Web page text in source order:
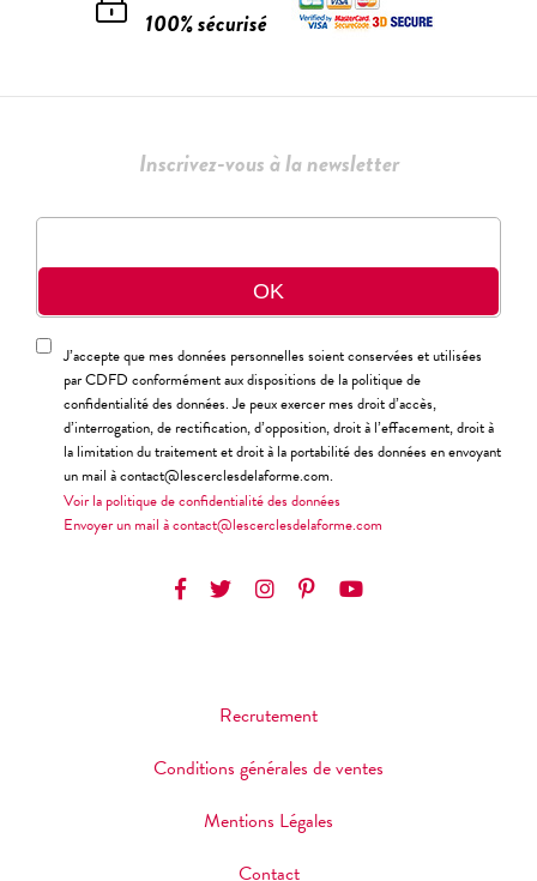
100% sécurisé
Inscrivez-vous à la newsletter
J’accepte que mes données personnelles soient conservées et utilisées
par CDFD conformément aux dispositions de la politique de
confidentialité des données. Je peux exercer mes droit d’accès,
d’interrogation, de rectification, d’opposition, droit à l’effacement, droit à
la limitation du traitement et droit à la portabilité des données en envoyant
un mail à contact@lescerclesdelaforme.com.
Voir la politique de confidentialité des données
Envoyer un mail à contact@lescerclesdelaforme.com
Recrutement
Conditions générales de ventes
Mentions Légales
Contact